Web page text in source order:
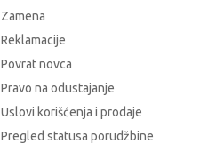
Zamena
Reklamacije
Povrat novca
Pravo na odustajanje
Uslovi korišćenja i prodaje
Pregled statusa porudžbine